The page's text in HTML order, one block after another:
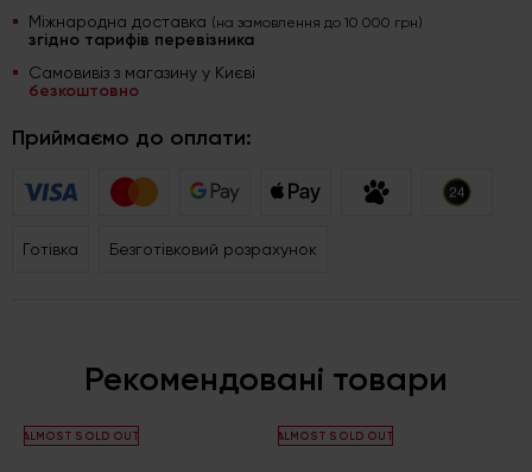
Міжнародна доставка (на замовлення до 10 000 грн)
згідно тарифів перевізника
Самовивіз з магазину у Києві
безкоштовно
Приймаємо до оплати:
Готівка Безготівковий розрахунок
Рекомендовані товари
ALMOST SOLD OUT ALMOST SOLD OUT